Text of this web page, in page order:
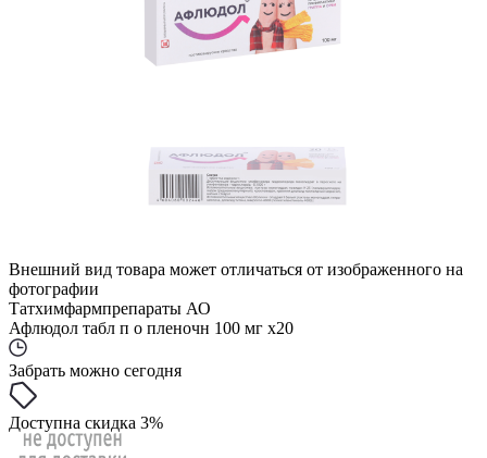
Внешний вид товара может отличаться от изображенного на
фотографии
Татхимфармпрепараты АО
Афлюдол табл п о пленочн 100 мг x20
Забрать можно сегодня
Доступна скидка 3%